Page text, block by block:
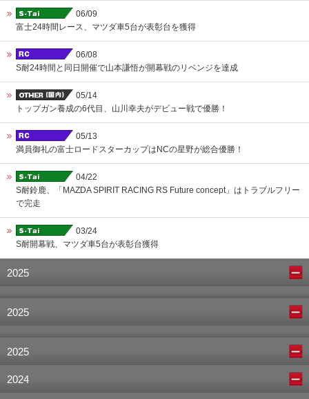
06/09
富士24時間レース、マツダ車5台が表彰台を獲得
06/08
S耐24時間と同日開催で山本謙悟が開幕戦のリベンジを達成
05/14
トップガン養成の6代目、山川幸夫がデビュー戦で優勝！
05/13
満員御礼の富士ロードスターカップはNCの星野が総合優勝！
04/22
S耐鈴鹿、「MAZDA SPIRIT RACING RS Future concept」はトラブルフリー
で完走
03/24
S耐開幕戦、マツダ車5台が表彰台獲得
2025
2025
2025
2024